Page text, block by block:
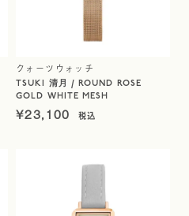
クォーツウォッチ
TSUKI 清月 / ROUND ROSE
GOLD WHITE MESH
¥23,100